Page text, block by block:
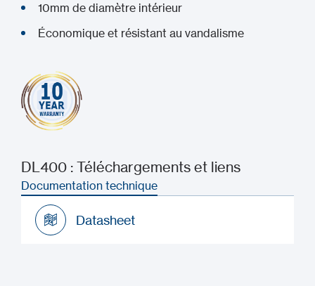
10mm de diamètre intérieur
Économique et résistant au vandalisme
DL400 : Téléchargements et liens
Documentation technique
Datasheet